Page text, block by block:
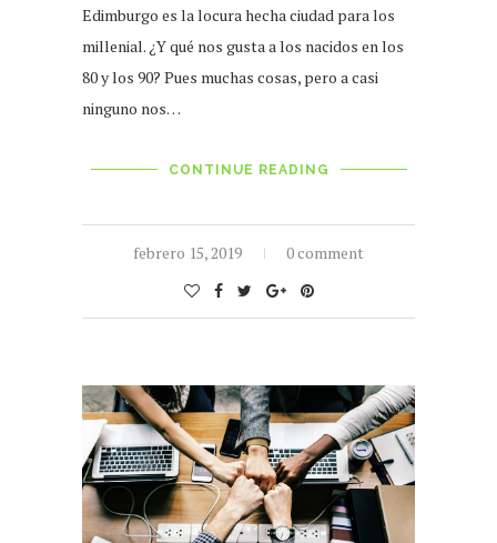
Edimburgo es la locura hecha ciudad para los
millenial. ¿Y qué nos gusta a los nacidos en los
80 y los 90? Pues muchas cosas, pero a casi
ninguno nos…
CONTINUE READING
febrero 15, 2019 0 comment